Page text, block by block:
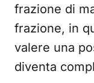
frazione di
frazione, in
valere una
diventa